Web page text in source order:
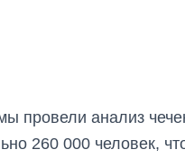
провели анализ
260 000 человек,